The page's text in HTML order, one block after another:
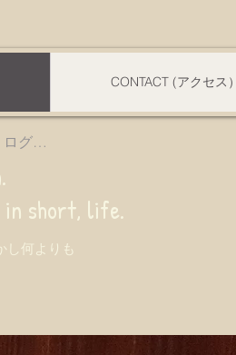
CONTACT (アクセス
ログイン
short, life.
し何よりも